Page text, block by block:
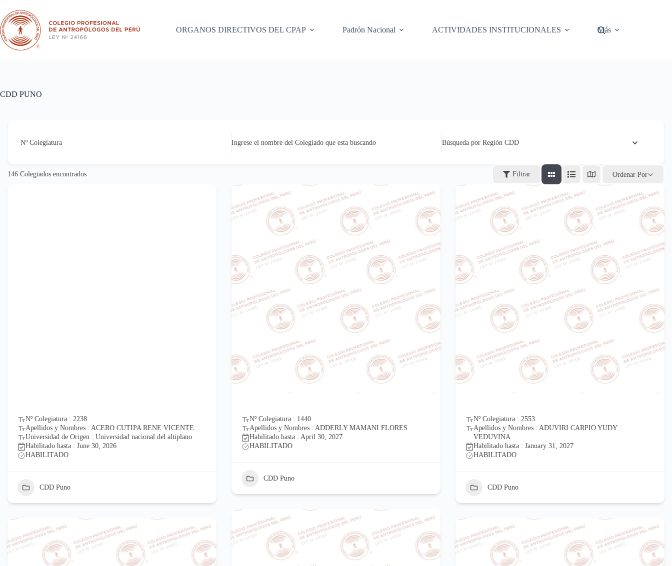
contenido
ORGANOS DIRECTIVOS DEL CPAP
Padrón Nacional ACTIVIDADES INSTITUCIONALES Más
CDD PUNO
Nº Colegiatura Ingrese el nombre del Colegiado que esta buscando Búsqueda por Región CDD
146 Colegiados encontrados Filtrar Ordenar Por
Nº Colegiatura : 2238
Apellidos y Nombres : ACERO CUTIPA RENE VICENTE
Universidad de Origen : Universidad nacional del altiplano
Habilitado hasta : June 30, 2026
HABILITADO
CDD Puno
Nº Colegiatura : 1440
Apellidos y Nombres : ADDERLY MAMANI FLORES
Habilitado hasta : April 30, 2027
HABILITADO
CDD Puno
Nº Colegiatura : 2553
Apellidos y Nombres : ADUVIRI CARPIO YUDY
VEDUVINA
Habilitado hasta : January 31, 2027
HABILITADO
CDD Puno